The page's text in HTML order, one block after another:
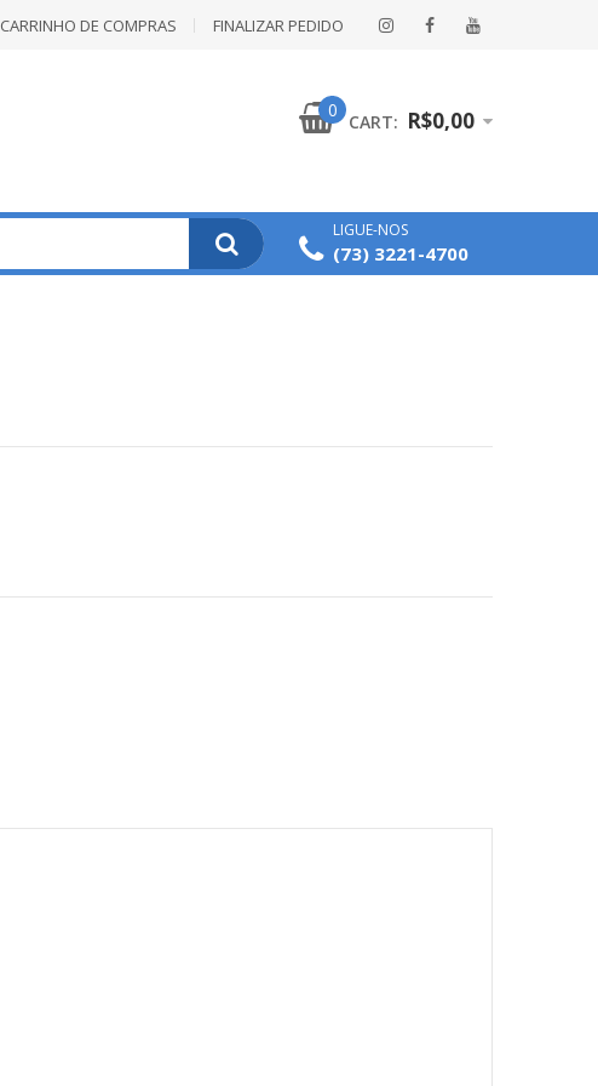
CARRINHO DE COMPRAS FINALIZAR PEDIDO
0
CART: R$0,00
LIGUE-NOS
(73) 3221-4700